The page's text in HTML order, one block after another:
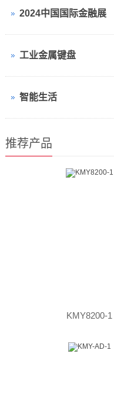
2024中国国际金融展
工业金属键盘
智能生活
推荐产品
KMY8200-1